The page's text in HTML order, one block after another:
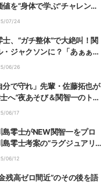
を“身体で学ぶ”チャレンジ
07/24
、“ガチ整体”で大絶叫！関
ジャクソンに？「あぁぁ
06/26
分で守れ」先輩・佐藤拓也が
へ“夜あそび＆関智一のトリ
06/17
島零士がNEW関智一をプロ
零士考案の“ラグジュアリ
ト”スタイルに関智一も大
06/12
残高ゼロ間近”のその後を語